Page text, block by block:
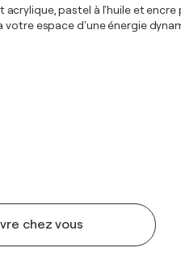
chez vous
pastel à l'huile et
espace d'une énergie